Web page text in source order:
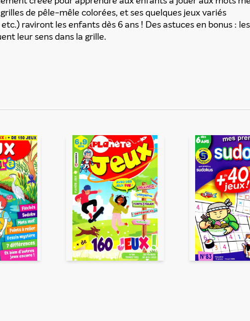
que ces informations soient traitées par ADLPartner (groupe Dékuple),
demande de recommandation auprès de votre ami. Vous certifiez également ne
et celle de votre ami ne sont utilisées que pour cet envoi à la suite duquel elles
en savoir plus, consultez notre rubrique "Données personnelles ".
de pêle-mêle colorées, et ses quelques jeux variés
raviront les enfants dès 6 ans ! Des astuces en bonus : les
leur sens dans la grille.